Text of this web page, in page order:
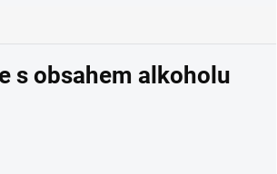
s obsahem alkoholu